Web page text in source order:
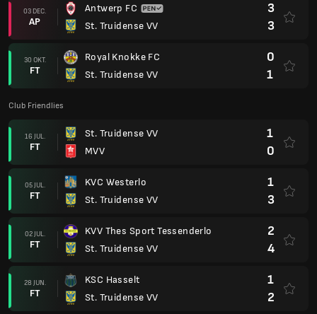
03 DEC.
AP
Antwerp FC
St. Truidense VV
3
3
30 OKT.
FT
Royal Knokke FC
St. Truidense VV
0
1
Club Friendlies
16 JUL.
FT
St. Truidense VV
MVV
1
0
05 JUL.
FT
KVC Westerlo
St. Truidense VV
1
3
02 JUL.
FT
KVV Thes Sport Tessenderlo
St. Truidense VV
2
4
28 JUN.
FT
KSC Hasselt
St. Truidense VV
1
2